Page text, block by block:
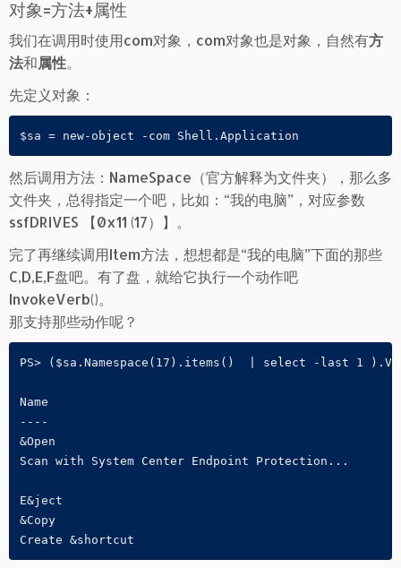
对象=方法+属性
我们在调用时使用com对象，com对象也是对象，自然有方
法和属性。
先定义对象：
$sa = new-object -com Shell.Application
然后调用方法：NameSpace（官方解释为文件夹），那么多
文件夹，总得指定一个吧，比如：“我的电脑”，对应参数
ssfDRIVES 【0x11 (17）】。
完了再继续调用Item方法，想想都是“我的电脑”下面的那些
C,D,E,F盘吧。有了盘，就给它执行一个动作吧
InvokeVerb()。
那支持那些动作呢？
PS> ($sa.Namespace(17).items()  | select -last 1
Name
----
&Open
Scan with System Center Endpoint Protection...
E&ject
&Copy
Create &shortcut